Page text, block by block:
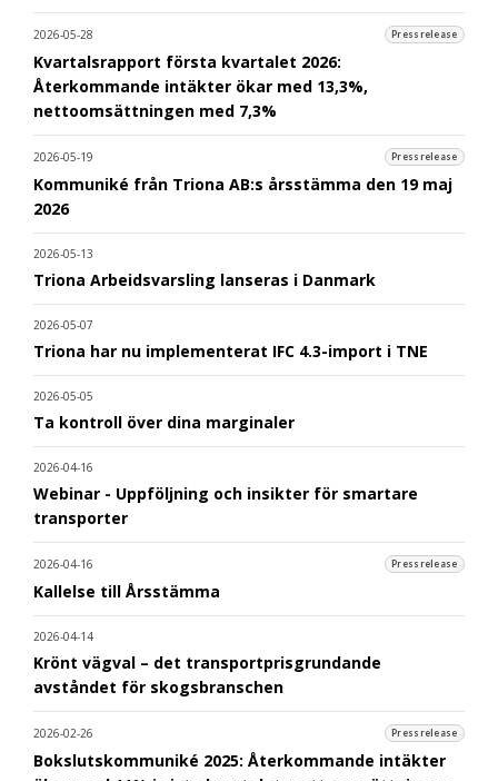
2026-05-28 Pressrelease
Kvartalsrapport första kvartalet 2026:
Återkommande intäkter ökar med 13,3%,
nettoomsättningen med 7,3%
2026-05-19 Pressrelease
Kommuniké från Triona AB:s årsstämma den 19 maj
2026
2026-05-13
Triona Arbeidsvarsling lanseras i Danmark
2026-05-07
Triona har nu implementerat IFC 4.3-import i TNE
2026-05-05
Ta kontroll över dina marginaler
2026-04-16
Webinar - Uppföljning och insikter för smartare
transporter
2026-04-16 Pressrelease
Kallelse till Årsstämma
2026-04-14
Krönt vägval – det transportprisgrundande
avståndet för skogsbranschen
2026-02-26 Pressrelease
Bokslutskommuniké 2025: Återkommande intäkter